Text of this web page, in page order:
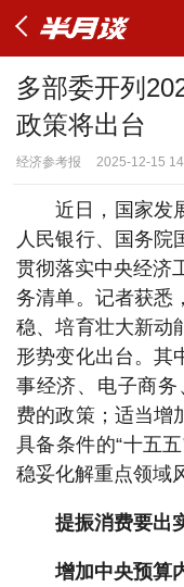
多部委开列
政策将出台
经济参考报 2025-12-15
近日，国家发
人民银行、国务院
贯彻落实中央经济
务清单。记者获悉
稳、培育壮大新动
形势变化出台。其
事经济、电子商务
费的政策；适当增
具备条件的“十五
稳妥化解重点领域
提振消费要出
增加中央预算